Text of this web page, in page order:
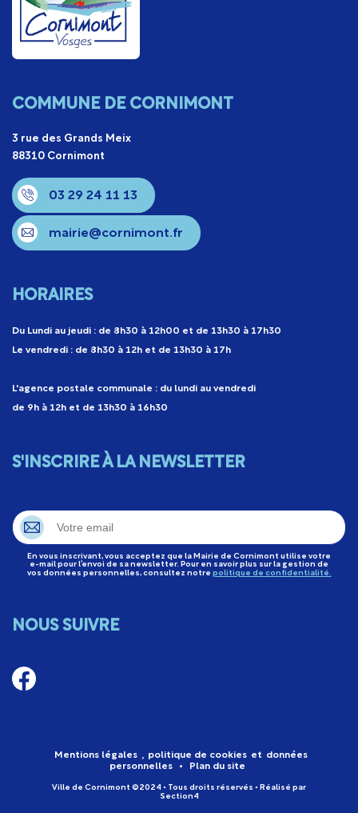
COMMUNE DE CORNIMONT
3 rue des Grands Meix
88310 Cornimont
03 29 24 11 13
mairie@cornimont.fr
HORAIRES
Du Lundi au jeudi : de 8h30 à 12h00 et de 13h30 à 17h30
Le vendredi : de 8h30 à 12h et de 13h30 à 17h
L'agence postale communale : du lundi au vendredi
de 9h à 12h et de 13h30 à 16h30
S'INSCRIRE À LA NEWSLETTER
En vous inscrivant, vous acceptez que la Mairie de Cornimont utilise votre
e-mail pour l’envoi de sa newsletter. Pour en savoir plus sur la gestion de
vos données personnelles, consultez notre politique de confidentialité.
NOUS SUIVRE
Mentions légales , politique de cookies et données
personnelles
• Plan du site
Ville de Cornimont ©2024 • Tous droits réservés • Réalisé par
Section4